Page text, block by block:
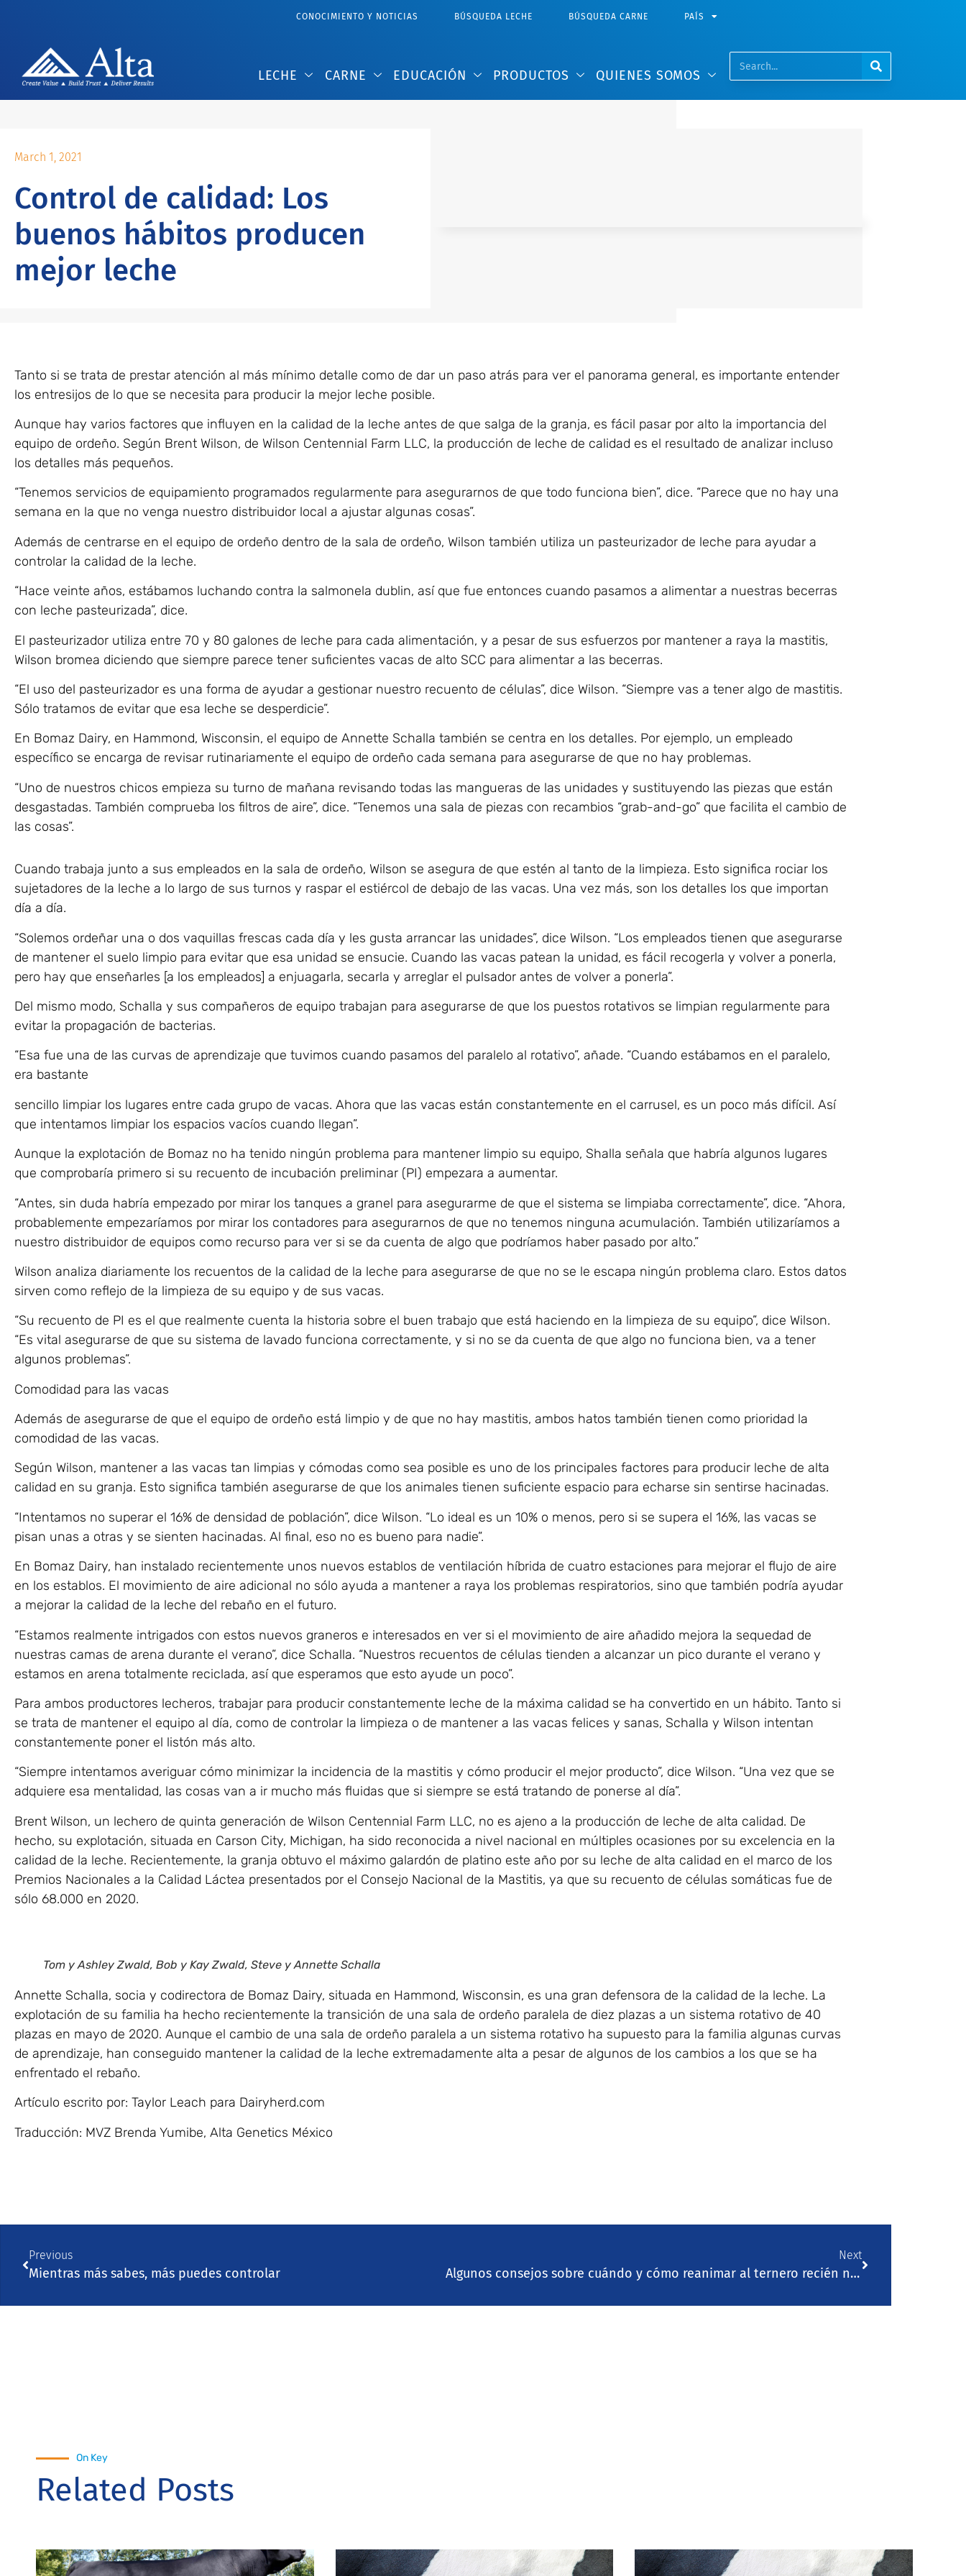
CONOCIMIENTO Y NOTICIAS​ BÚSQUEDA LECHE BÚSQUEDA CARNE PAÍS
LECHE CARNE EDUCACIÓN PRODUCTOS QUIENES SOMOS
March 1, 2021
Control de calidad: Los
buenos hábitos producen
mejor leche
Tanto si se trata de prestar atención al más mínimo detalle como de dar un paso atrás para ver el panorama general, es importante entender
los entresijos de lo que se necesita para producir la mejor leche posible.
Aunque hay varios factores que influyen en la calidad de la leche antes de que salga de la granja, es fácil pasar por alto la importancia del
equipo de ordeño. Según Brent Wilson, de Wilson Centennial Farm LLC, la producción de leche de calidad es el resultado de analizar incluso
los detalles más pequeños.
“Tenemos servicios de equipamiento programados regularmente para asegurarnos de que todo funciona bien”, dice. “Parece que no hay una
semana en la que no venga nuestro distribuidor local a ajustar algunas cosas”.
Además de centrarse en el equipo de ordeño dentro de la sala de ordeño, Wilson también utiliza un pasteurizador de leche para ayudar a
controlar la calidad de la leche.
“Hace veinte años, estábamos luchando contra la salmonela dublin, así que fue entonces cuando pasamos a alimentar a nuestras becerras
con leche pasteurizada”, dice.
El pasteurizador utiliza entre 70 y 80 galones de leche para cada alimentación, y a pesar de sus esfuerzos por mantener a raya la mastitis,
Wilson bromea diciendo que siempre parece tener suficientes vacas de alto SCC para alimentar a las becerras.
“El uso del pasteurizador es una forma de ayudar a gestionar nuestro recuento de células”, dice Wilson. “Siempre vas a tener algo de mastitis.
Sólo tratamos de evitar que esa leche se desperdicie”.
En Bomaz Dairy, en Hammond, Wisconsin, el equipo de Annette Schalla también se centra en los detalles. Por ejemplo, un empleado
específico se encarga de revisar rutinariamente el equipo de ordeño cada semana para asegurarse de que no hay problemas.
“Uno de nuestros chicos empieza su turno de mañana revisando todas las mangueras de las unidades y sustituyendo las piezas que están
desgastadas. También comprueba los filtros de aire”, dice. “Tenemos una sala de piezas con recambios “grab-and-go” que facilita el cambio de
las cosas”.
Cuando trabaja junto a sus empleados en la sala de ordeño, Wilson se asegura de que estén al tanto de la limpieza. Esto significa rociar los
sujetadores de la leche a lo largo de sus turnos y raspar el estiércol de debajo de las vacas. Una vez más, son los detalles los que importan
día a día.
“Solemos ordeñar una o dos vaquillas frescas cada día y les gusta arrancar las unidades”, dice Wilson. “Los empleados tienen que asegurarse
de mantener el suelo limpio para evitar que esa unidad se ensucie. Cuando las vacas patean la unidad, es fácil recogerla y volver a ponerla,
pero hay que enseñarles [a los empleados] a enjuagarla, secarla y arreglar el pulsador antes de volver a ponerla”.
Del mismo modo, Schalla y sus compañeros de equipo trabajan para asegurarse de que los puestos rotativos se limpian regularmente para
evitar la propagación de bacterias.
“Esa fue una de las curvas de aprendizaje que tuvimos cuando pasamos del paralelo al rotativo”, añade. “Cuando estábamos en el paralelo,
era bastante
sencillo limpiar los lugares entre cada grupo de vacas. Ahora que las vacas están constantemente en el carrusel, es un poco más difícil. Así
que intentamos limpiar los espacios vacíos cuando llegan”.
Aunque la explotación de Bomaz no ha tenido ningún problema para mantener limpio su equipo, Shalla señala que habría algunos lugares
que comprobaría primero si su recuento de incubación preliminar (PI) empezara a aumentar.
“Antes, sin duda habría empezado por mirar los tanques a granel para asegurarme de que el sistema se limpiaba correctamente”, dice. “Ahora,
probablemente empezaríamos por mirar los contadores para asegurarnos de que no tenemos ninguna acumulación. También utilizaríamos a
nuestro distribuidor de equipos como recurso para ver si se da cuenta de algo que podríamos haber pasado por alto.”
Wilson analiza diariamente los recuentos de la calidad de la leche para asegurarse de que no se le escapa ningún problema claro. Estos datos
sirven como reflejo de la limpieza de su equipo y de sus vacas.
“Su recuento de PI es el que realmente cuenta la historia sobre el buen trabajo que está haciendo en la limpieza de su equipo”, dice Wilson.
“Es vital asegurarse de que su sistema de lavado funciona correctamente, y si no se da cuenta de que algo no funciona bien, va a tener
algunos problemas”.
Comodidad para las vacas
Además de asegurarse de que el equipo de ordeño está limpio y de que no hay mastitis, ambos hatos también tienen como prioridad la
comodidad de las vacas.
Según Wilson, mantener a las vacas tan limpias y cómodas como sea posible es uno de los principales factores para producir leche de alta
calidad en su granja. Esto significa también asegurarse de que los animales tienen suficiente espacio para echarse sin sentirse hacinadas.
“Intentamos no superar el 16% de densidad de población”, dice Wilson. “Lo ideal es un 10% o menos, pero si se supera el 16%, las vacas se
pisan unas a otras y se sienten hacinadas. Al final, eso no es bueno para nadie”.
En Bomaz Dairy, han instalado recientemente unos nuevos establos de ventilación híbrida de cuatro estaciones para mejorar el flujo de aire
en los establos. El movimiento de aire adicional no sólo ayuda a mantener a raya los problemas respiratorios, sino que también podría ayudar
a mejorar la calidad de la leche del rebaño en el futuro.
“Estamos realmente intrigados con estos nuevos graneros e interesados en ver si el movimiento de aire añadido mejora la sequedad de
nuestras camas de arena durante el verano”, dice Schalla. “Nuestros recuentos de células tienden a alcanzar un pico durante el verano y
estamos en arena totalmente reciclada, así que esperamos que esto ayude un poco”.
Para ambos productores lecheros, trabajar para producir constantemente leche de la máxima calidad se ha convertido en un hábito. Tanto si
se trata de mantener el equipo al día, como de controlar la limpieza o de mantener a las vacas felices y sanas, Schalla y Wilson intentan
constantemente poner el listón más alto.
“Siempre intentamos averiguar cómo minimizar la incidencia de la mastitis y cómo producir el mejor producto”, dice Wilson. “Una vez que se
adquiere esa mentalidad, las cosas van a ir mucho más fluidas que si siempre se está tratando de ponerse al día”.
Brent Wilson, un lechero de quinta generación de Wilson Centennial Farm LLC, no es ajeno a la producción de leche de alta calidad. De
hecho, su explotación, situada en Carson City, Michigan, ha sido reconocida a nivel nacional en múltiples ocasiones por su excelencia en la
calidad de la leche. Recientemente, la granja obtuvo el máximo galardón de platino este año por su leche de alta calidad en el marco de los
Premios Nacionales a la Calidad Láctea presentados por el Consejo Nacional de la Mastitis, ya que su recuento de células somáticas fue de
sólo 68.000 en 2020.
Tom y Ashley Zwald, Bob y Kay Zwald, Steve y Annette Schalla
Annette Schalla, socia y codirectora de Bomaz Dairy, situada en Hammond, Wisconsin, es una gran defensora de la calidad de la leche. La
explotación de su familia ha hecho recientemente la transición de una sala de ordeño paralela de diez plazas a un sistema rotativo de 40
plazas en mayo de 2020. Aunque el cambio de una sala de ordeño paralela a un sistema rotativo ha supuesto para la familia algunas curvas
de aprendizaje, han conseguido mantener la calidad de la leche extremadamente alta a pesar de algunos de los cambios a los que se ha
enfrentado el rebaño.
Artículo escrito por: Taylor Leach para Dairyherd.com
Traducción: MVZ Brenda Yumibe, Alta Genetics México
Previous
Mientras más sabes, más puedes controlar
Next
Algunos consejos sobre cuándo y cómo reanimar al ternero recién nacido
On Key
Related Posts